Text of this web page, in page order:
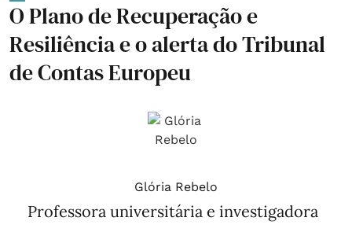
O Plano de Recuperação e
Resiliência e o alerta do Tribunal
de Contas Europeu
Glória Rebelo
Professora universitária e investigadora